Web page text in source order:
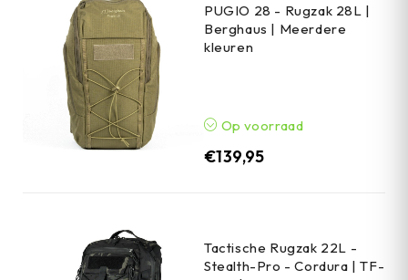
PUGIO 28 - Rugzak 28L |
Berghaus | Meerdere
kleuren
Op voorraad
€139,95
Tactische Rugzak 22L -
Stealth-Pro - Cordura | TF-